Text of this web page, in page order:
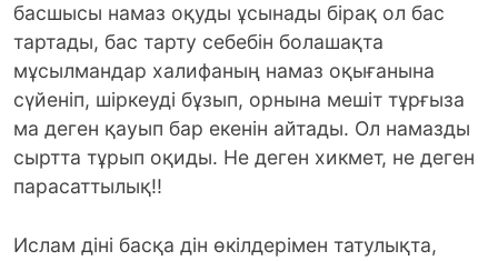
басшысы намаз оқуды ұсынады бірақ ол бас
тартады, бас тарту себебін болашақта
мұсылмандар халифаның намаз оқығанына
сүйеніп, шіркеуді бұзып, орнына мешіт тұрғыза
ма деген қауып бар екенін айтады. Ол намазды
сыртта тұрып оқиды. Не деген хикмет, не деген
парасаттылық!!
Ислам діні басқа дін өкілдерімен татулықта,